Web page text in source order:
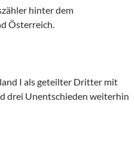
hinter dem
Österreich.
I als geteilter Dritter mit
drei Unentschieden weiterhin